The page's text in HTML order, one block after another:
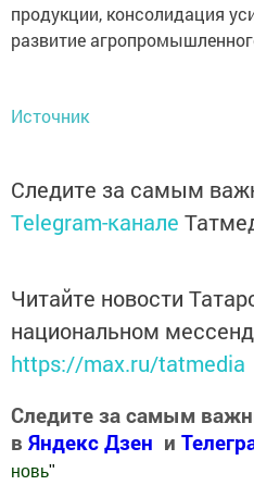
продукции, консолидация
развитие
Источник
Следите за самым
Telegram-канале
Читайте новости
национальном
https://max.ru/tatmedia
Следите за самым
в Яндекс Дзен и
новь"